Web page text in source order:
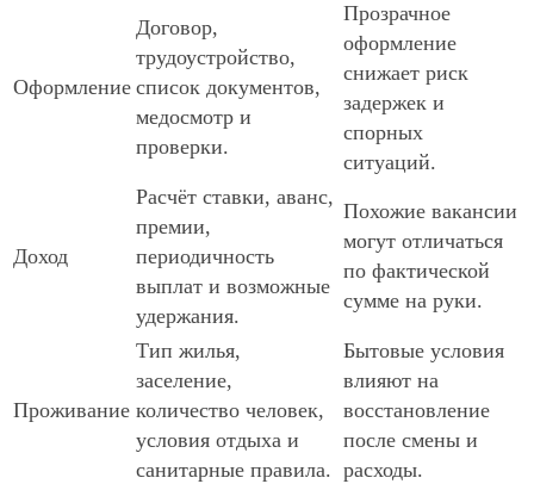
Оформление
Договор,
трудоустройство,
список документов,
медосмотр и
проверки.
Прозрачное
оформление
снижает риск
задержек и
спорных
ситуаций.
Доход
Расчёт ставки, аванс,
премии,
периодичность
выплат и возможные
удержания.
Похожие вакансии
могут отличаться
по фактической
сумме на руки.
Проживание
Тип жилья,
заселение,
количество человек,
условия отдыха и
санитарные правила.
Бытовые условия
влияют на
восстановление
после смены и
расходы.